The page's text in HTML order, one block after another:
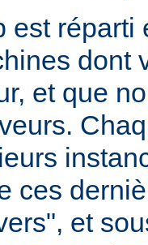
est réparti
dont
et que
ces
et